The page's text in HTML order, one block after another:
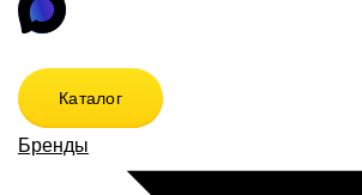
Каталог
Бренды